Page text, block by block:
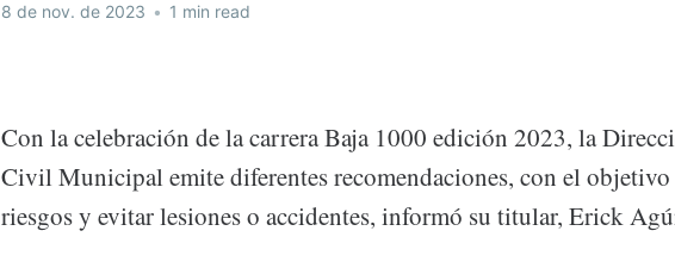
8 de nov. de 2023 • 1 min read
Con la celebración de la carrera Baja 1000 edición 2023, la
Civil Municipal emite diferentes recomendaciones, con el
riesgos y evitar lesiones o accidentes, informó su titular, Erick